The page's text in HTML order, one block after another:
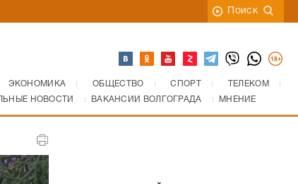
Поиск
ЭКОНОМИКА ОБЩЕСТВО СПОРТ
ТЕЛЕКОМ
НОВОСТИ ВАКАНСИИ ВОЛГОГРАДА МНЕНИЕ